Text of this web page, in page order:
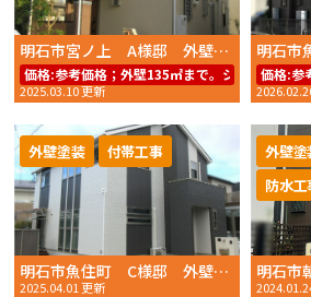
明石市宮ノ上 A様邸 外壁塗装・屋根塗装 2024年 12月完工 おかちゃんペイント
価格:参考価格；外壁135㎡まで。シリコン
2025.03.10 更新
価格:参
明石市魚住町 C様邸 外壁塗装 2024年 12月完工 おかちゃんペイント
2025.04.01 更新
外壁塗装 付帯工事 外壁塗
防水工